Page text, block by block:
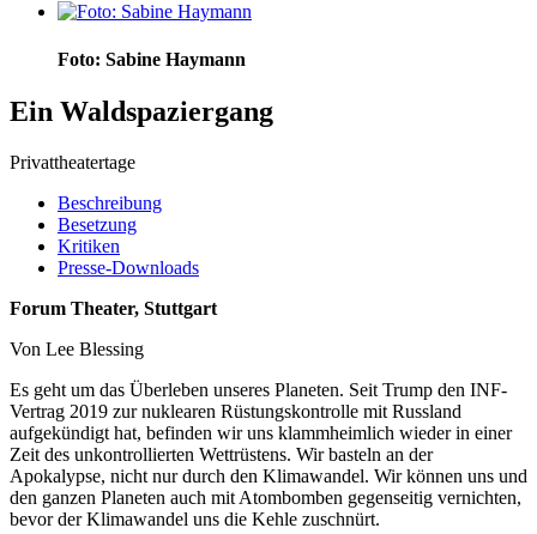
Foto: Sabine Haymann
Ein Waldspaziergang
Privattheatertage
Beschreibung
Besetzung
Kritiken
Presse-Downloads
Forum Theater, Stuttgart
Von Lee Blessing
Es geht um das Überleben unseres Planeten. Seit Trump den INF-
Vertrag 2019 zur nuklearen Rüstungskontrolle mit Russland
aufgekündigt hat, befinden wir uns klammheimlich wieder in einer
Zeit des unkontrollierten Wettrüstens. Wir basteln an der
Apokalypse, nicht nur durch den Klimawandel. Wir können uns und
den ganzen Planeten auch mit Atombomben gegenseitig vernichten,
bevor der Klimawandel uns die Kehle zuschnürt.